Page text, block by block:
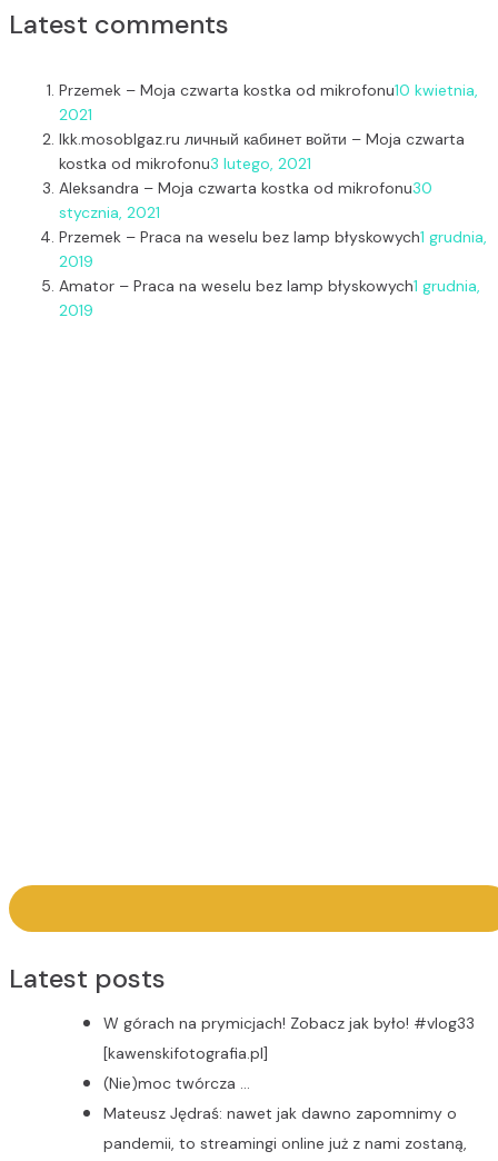
Latest comments
Przemek – Moja czwarta kostka od mikrofonu10 kwietnia,
2021
lkk.mosoblgaz.ru личный кабинет войти – Moja czwarta
kostka od mikrofonu3 lutego, 2021
Aleksandra – Moja czwarta kostka od mikrofonu30
stycznia, 2021
Przemek – Praca na weselu bez lamp błyskowych1 grudnia,
2019
Amator – Praca na weselu bez lamp błyskowych1 grudnia,
2019
Latest posts
W górach na prymicjach! Zobacz jak było! #vlog33
[kawenskifotografia.pl]
(Nie)moc twórcza …
Mateusz Jędraś: nawet jak dawno zapomnimy o
pandemii, to streamingi online już z nami zostaną,